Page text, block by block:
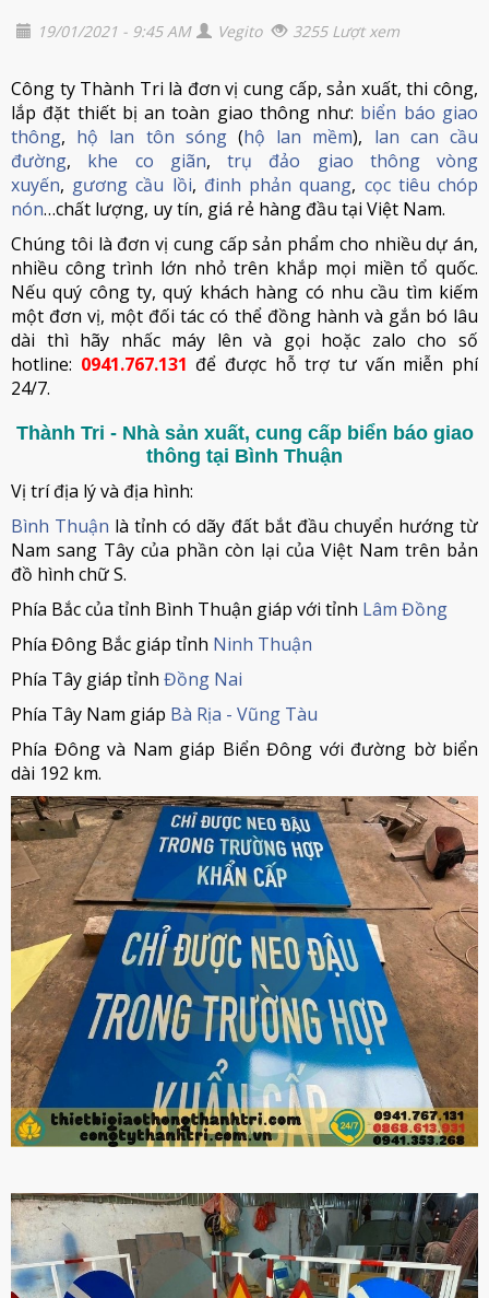
19/01/2021 - 9:45 AM Vegito 3255 Lượt xem
Công ty Thành Tri là đơn vị cung cấp, sản xuất, thi công,
lắp đặt thiết bị an toàn giao thông như: biển báo giao
thông, hộ lan tôn sóng(hộ lan mềm), lan can cầu
đường, khe co giãn, trụ đảo giao thông vòng
xuyến, gương cầu lồi, đinh phản quang, cọc tiêu chóp
nón…chất lượng, uy tín, giá rẻ hàng đầu tại Việt Nam.
Chúng tôi là đơn vị cung cấp sản phẩm cho nhiều dự án,
nhiều công trình lớn nhỏ trên khắp mọi miền tổ quốc.
Nếu quý công ty, quý khách hàng có nhu cầu tìm kiếm
một đơn vị, một đối tác có thể đồng hành và gắn bó lâu
dài thì hãy nhấc máy lên và gọi hoặc zalo cho số
hotline: 0941.767.131 để được hỗ trợ tư vấn miễn phí
24/7.
Thành Tri - Nhà sản xuất, cung cấp biển báo giao
thông tại Bình Thuận
Vị trí địa lý và địa hình:
Bình Thuận là tỉnh có dãy đất bắt đầu chuyển hướng từ
Nam sang Tây của phần còn lại của Việt Nam trên bản
đồ hình chữ S.
Phía Bắc của tỉnh Bình Thuận giáp với tỉnh Lâm Đồng
Phía Đông Bắc giáp tỉnh Ninh Thuận
Phía Tây giáp tỉnh Đồng Nai
Phía Tây Nam giáp Bà Rịa - Vũng Tàu
Phía Đông và Nam giáp Biển Đông với đường bờ biển
dài 192 km.